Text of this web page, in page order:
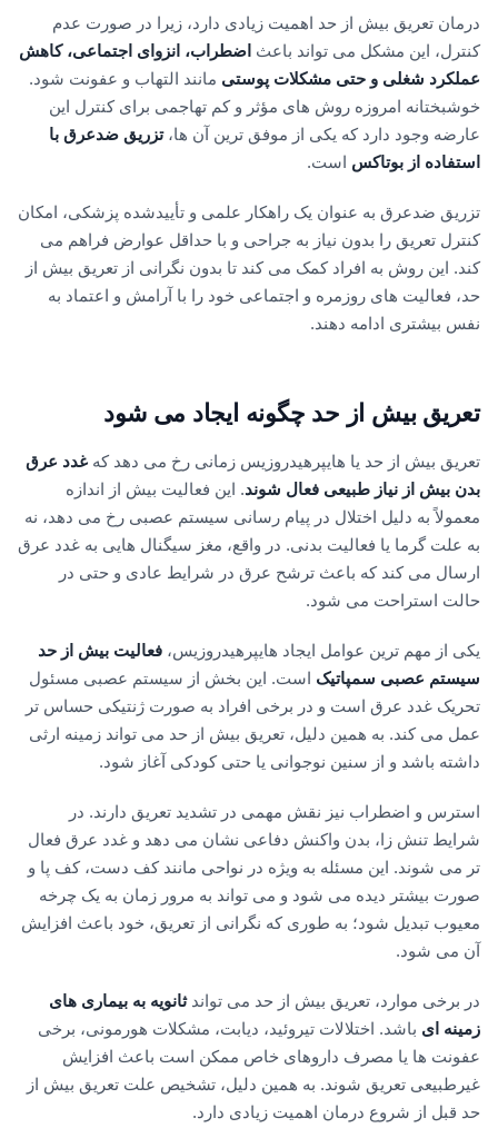
درمان تعریق بیش از حد اهمیت زیادی دارد، زیرا در صورت عدم
کنترل، این مشکل می تواند باعث اضطراب، انزوای اجتماعی، کاهش
عملکرد شغلی و حتی مشکلات پوستی مانند التهاب و عفونت شود.
خوشبختانه امروزه روش های مؤثر و کم تهاجمی برای کنترل این
عارضه وجود دارد که یکی از موفق ترین آن ها،تزریق ضدعرق با
استفاده از بوتاکس است.
تزریق ضدعرق به عنوان یک راهکار علمی و تأییدشده پزشکی، امکان
کنترل تعریق را بدون نیاز به جراحی و با حداقل عوارض فراهم می
کند. این روش به افراد کمک می کند تا بدون نگرانی از تعریق بیش از
حد، فعالیت های روزمره و اجتماعی خود را با آرامش و اعتماد به
نفس بیشتری ادامه دهند.
تعریق بیش از حد چگونه ایجاد می شود
تعریق بیش از حد یا هایپرهیدروزیس زمانی رخ می دهد که غدد عرق
بدن بیش از نیاز طبیعی فعال شوند. این فعالیت بیش از اندازه
معمولاً به دلیل اختلال در پیام رسانی سیستم عصبی رخ می دهد، نه
به علت گرما یا فعالیت بدنی. در واقع، مغز سیگنال هایی به غدد عرق
ارسال می کند که باعث ترشح عرق در شرایط عادی و حتی در
حالت استراحت می شود.
یکی از مهم ترین عوامل ایجاد هایپرهیدروزیس، فعالیت بیش از حد
سیستم عصبی سمپاتیک است. این بخش از سیستم عصبی مسئول
تحریک غدد عرق است و در برخی افراد به صورت ژنتیکی حساس تر
عمل می کند. به همین دلیل، تعریق بیش از حد می تواند زمینه ارثی
داشته باشد و از سنین نوجوانی یا حتی کودکی آغاز شود.
استرس و اضطراب نیز نقش مهمی در تشدید تعریق دارند. در
شرایط تنش زا، بدن واکنش دفاعی نشان می دهد و غدد عرق فعال
تر می شوند. این مسئله به ویژه در نواحی مانند کف دست، کف پا و
صورت بیشتر دیده می شود و می تواند به مرور زمان به یک چرخه
معیوب تبدیل شود؛ به طوری که نگرانی از تعریق، خود باعث افزایش
آن می شود.
در برخی موارد، تعریق بیش از حد می تواندثانویه به بیماری های
زمینه ای باشد. اختلالات تیروئید، دیابت، مشکلات هورمونی، برخی
عفونت ها یا مصرف داروهای خاص ممکن است باعث افزایش
غیرطبیعی تعریق شوند. به همین دلیل، تشخیص علت تعریق بیش از
حد قبل از شروع درمان اهمیت زیادی دارد.